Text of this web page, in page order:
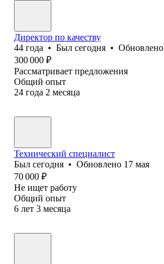
Директор по качеству
44 года • Был сегодня • Обновлено
300 000 ₽
Рассматривает предложения
Общий опыт
24 года 2 месяца
Технический специалист
Был сегодня • Обновлено 17 мая
70 000 ₽
Не ищет работу
Общий опыт
6 лет 3 месяца